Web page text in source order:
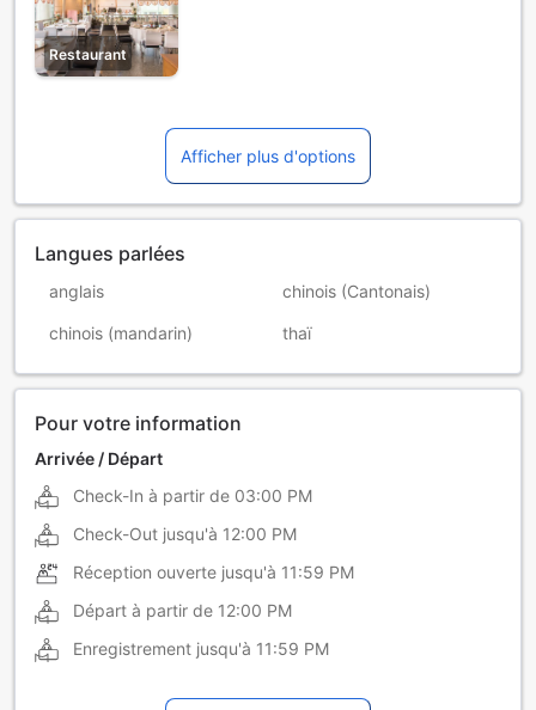
Restaurant
Afficher plus d'options
Langues parlées
anglais chinois (Cantonais)
chinois (mandarin) thaï
Pour votre information
Arrivée / Départ
Check-In à partir de 03:00 PM
Check-Out jusqu'à 12:00 PM
Réception ouverte jusqu'à 11:59 PM
Départ à partir de 12:00 PM
Enregistrement jusqu'à 11:59 PM